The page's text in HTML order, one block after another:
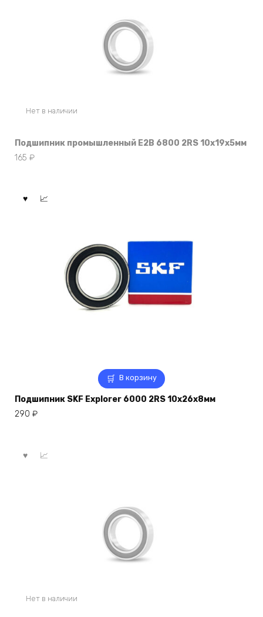
Нет в наличии
Подшипник промышленный E2B 6800 2RS 10x19x5мм
165 ₽
В корзину
Подшипник SKF Explorer 6000 2RS 10x26x8мм
290 ₽
Нет в наличии